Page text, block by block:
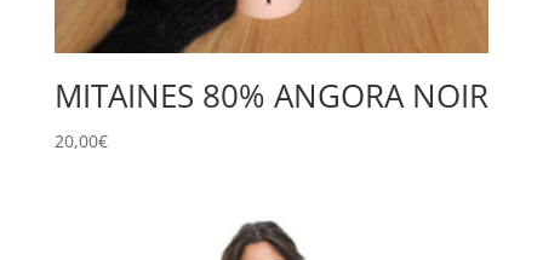
MITAINES 80% ANGORA NOIR
20,00€